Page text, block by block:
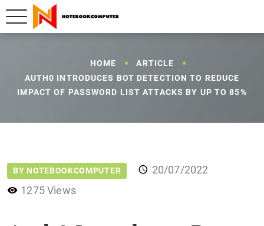
HOME
ARTICLE
AUTH0 INTRODUCES BOT DETECTION TO REDUCE
IMPACT OF PASSWORD LIST ATTACKS BY UP TO 85%
BY NOTEBOOKCOMPUTER
20/07/2022
1275 Views